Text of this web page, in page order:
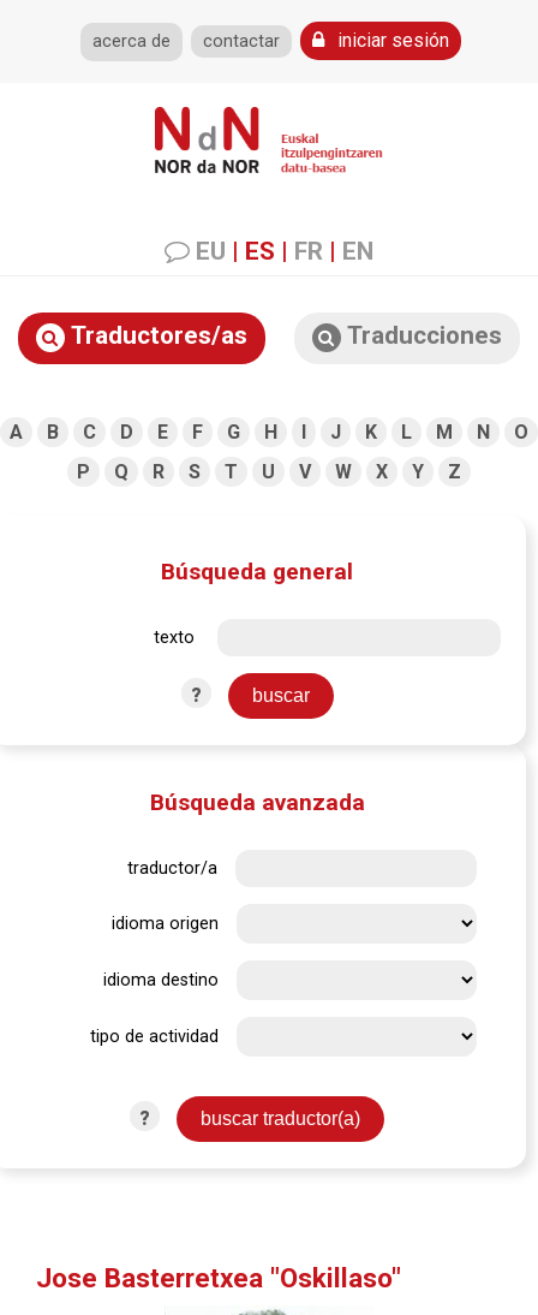
acerca de contactar iniciar sesión
EU | ES | FR | EN
Traductores/as Traducciones
A B C D E F G H I J K L M N
O
P
Q R S T U V W X Y Z
Búsqueda general
texto
?
Búsqueda avanzada
traductor/a
idioma origen
idioma destino
tipo de actividad
?
Jose Basterretxea "Oskillaso"